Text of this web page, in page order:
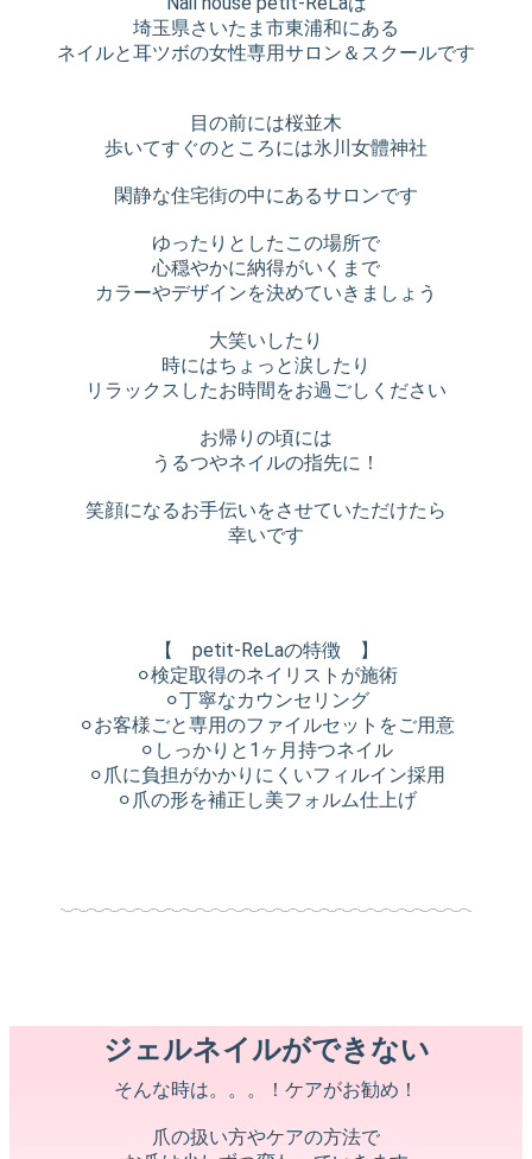
埼玉県さいたま市東浦和にある
ネイルと耳ツボの女性専用サロン＆スクールです
目の前には桜並木
歩いてすぐのところには氷川女體神社
閑静な住宅街の中にあるサロンです
ゆったりとしたこの場所で
心穏やかに納得がいくまで
カラーやデザインを決めていきましょう
大笑いしたり
時にはちょっと涙したり
リラックスしたお時間をお過ごしください
お帰りの頃には
うるつやネイルの指先に！
笑顔になるお手伝いをさせていただけたら
幸いです
【 petit-ReLaの特徴 】
⚪︎検定取得のネイリストが施術
⚪︎丁寧なカウンセリング
⚪︎お客様ごと専用のファイルセットをご用意
⚪︎しっかりと1ヶ月持つネイル
⚪︎爪に負担がかかりにくいフィルイン採用
⚪︎爪の形を補正し美フォルム仕上げ
ジェルネイルができない
そんな時は。。。！ケアがお勧め！
爪の扱い方やケアの方法で